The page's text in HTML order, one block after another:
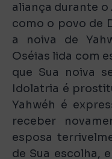
aliança durante
como o povo de
a noiva de
Oséias lida com
que Sua noiva
Idolatria é
Yahwéh é
receber
esposa
de Sua escolha,